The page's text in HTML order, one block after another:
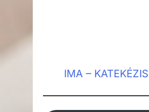
IMA – KATEKÉZIS